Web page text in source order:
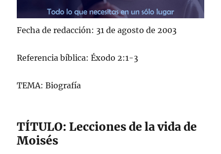
Fecha de redacción: 31 de agosto de 2003
Referencia bíblica: Éxodo 2:1-3
TEMA: Biografía
TÍTULO: Lecciones de la vida de
Moisés